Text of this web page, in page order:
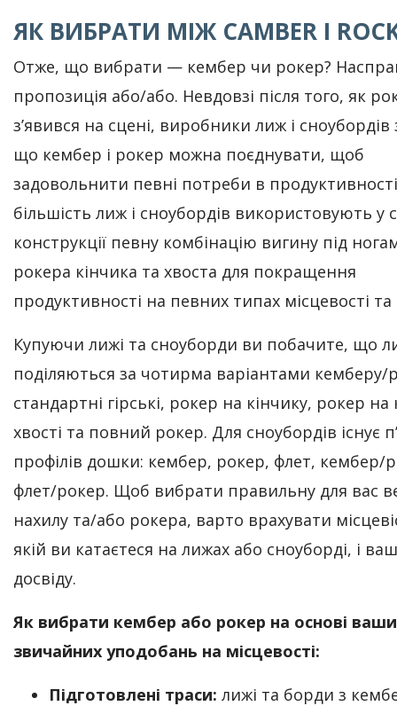
ЯК ВИБРАТИ МІЖ CAMBER І
Отже, що вибрати — кембер чи рокер?
пропозиція або/або. Невдовзі після того, як
з’явився на сцені, виробники лиж і сноубордів
що кембер і рокер можна поєднувати, щоб
задовольнити певні потреби в
більшість лиж і сноубордів використовують у
конструкції певну комбінацію вигину під
рокера кінчика та хвоста для покращення
продуктивності на певних типах місцевості та
Купуючи лижі та сноуборди ви побачите, що
поділяються за чотирма варіантами кемберу/
стандартні гірські, рокер на кінчику, рокер на
хвості та повний рокер. Для сноубордів існує
профілів дошки: кембер, рокер, флет, кембер/
флет/рокер. Щоб вибрати правильну для вас
нахилу та/або рокера, варто врахувати
якій ви катаєтеся на лижах або сноуборді, і
досвіду.
Як вибрати кембер або рокер на основі
звичайних уподобань на місцевості:
Підготовлені траси: лижі та борди з